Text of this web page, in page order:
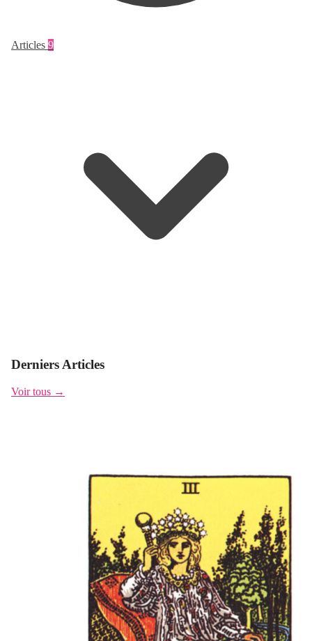
Articles 9
Derniers Articles
Voir tous →